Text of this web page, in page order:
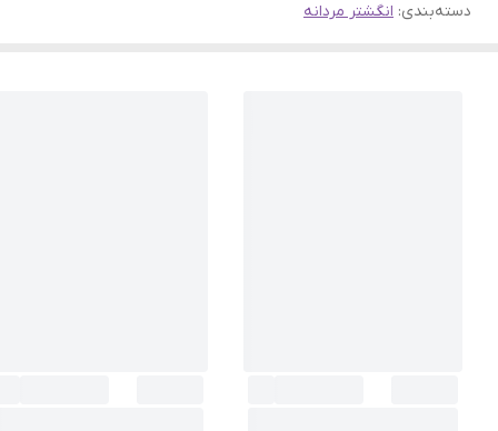
دسته‌بندی: انگشتر مردانه